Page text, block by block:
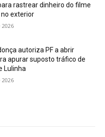
rastrear dinheiro do filme
no exterior
autoriza PF a abrir
apurar suposto tráfico de
Lulinha